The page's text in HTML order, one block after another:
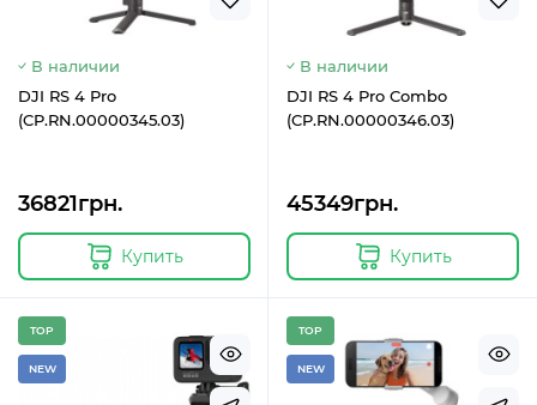
В наличии
DJI RS 4 Pro
(CP.RN.00000345.03)
36821грн.
Купить
В наличии
DJI RS 4 Pro Combo
(CP.RN.00000346.03)
45349грн.
Купить
TOP
NEW
TOP
NEW